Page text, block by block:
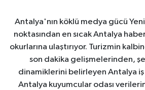
Antalya'nın köklü medya gücü
noktasından en sıcak Antalya haber
okurlarına ulaştırıyor. Turizmin
son dakika gelişmelerinden,
dinamiklerini belirleyen Antalya iş
Antalya kuyumcular odası